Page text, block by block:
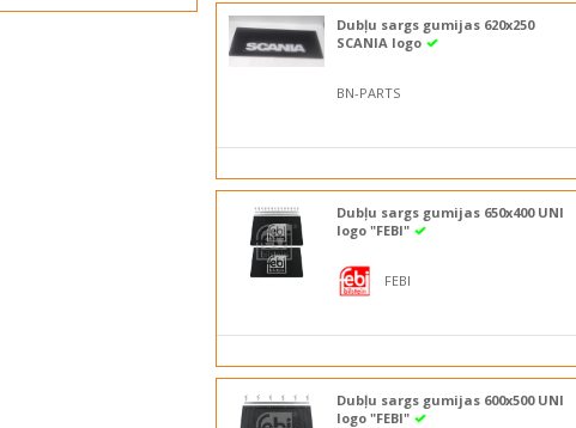
Dubļu sargs gumijas 620x250
SCANIA logo
BN-PARTS
Dubļu sargs gumijas 650x400 UNI
logo "FEBI"
FEBI
Dubļu sargs gumijas 600x500 UNI
logo "FEBI"